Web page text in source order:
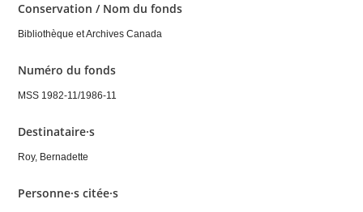
Conservation / Nom du fonds
Bibliothèque et Archives Canada
Numéro du fonds
MSS 1982-11/1986-11
Destinataire·s
Roy, Bernadette
Personne·s citée·s